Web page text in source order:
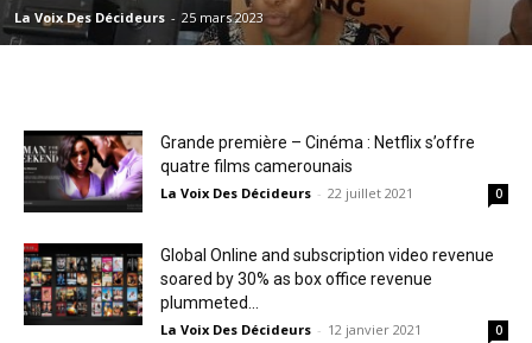
La Voix Des Décideurs - 25 mars 2023
Grande première – Cinéma : Netflix s’offre
quatre films camerounais
La Voix Des Décideurs - 22 juillet 2021 0
Global Online and subscription video revenue
soared by 30% as box office revenue
plummeted...
La Voix Des Décideurs - 12 janvier 2021 0